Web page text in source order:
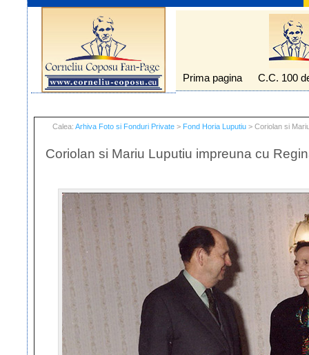
Prima pagina C.C. 100
Calea: Arhiva Foto si Fonduri Private > Fond Horia Luputiu > Coriolan si
Coriolan si Mariu Luputiu impreuna cu